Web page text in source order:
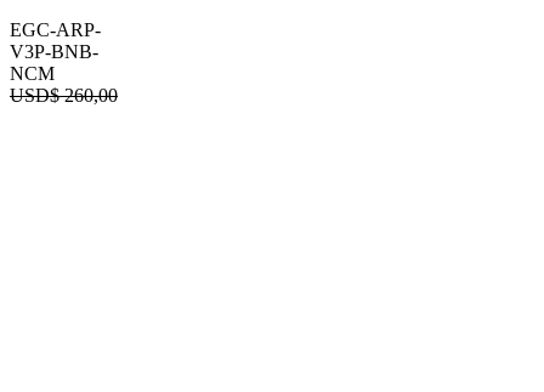
EGC-ARP-
V3P-BNB-
NCM
USD$260,00